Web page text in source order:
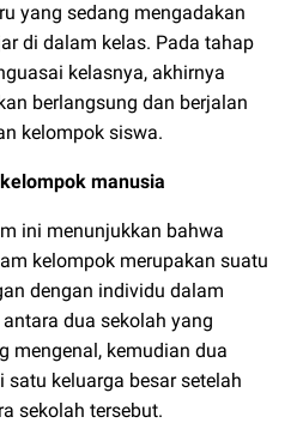
yang sedang mengadakan
di dalam kelas. Pada tahap
kelasnya, akhirnya
berlangsung dan berjalan
kelompok siswa.
manusia
ini menunjukkan bahwa
kelompok merupakan suatu
dengan individu dalam
dua sekolah yang
mengenal, kemudian dua
keluarga besar setelah
sekolah tersebut.